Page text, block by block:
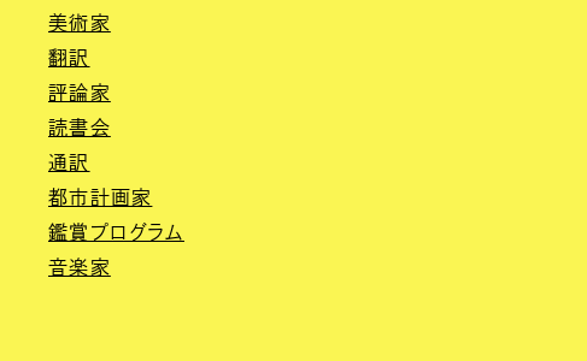
美術家
翻訳
評論家
読書会
通訳
都市計画家
鑑賞プログラム
音楽家